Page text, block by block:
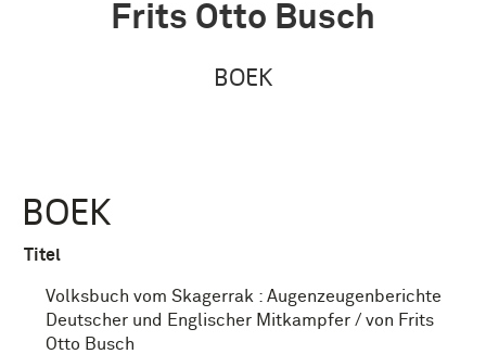
Frits Otto Busch
BOEK
BOEK
Titel
Volksbuch vom Skagerrak : Augenzeugenberichte
Deutscher und Englischer Mitkampfer / von Frits
Otto Busch